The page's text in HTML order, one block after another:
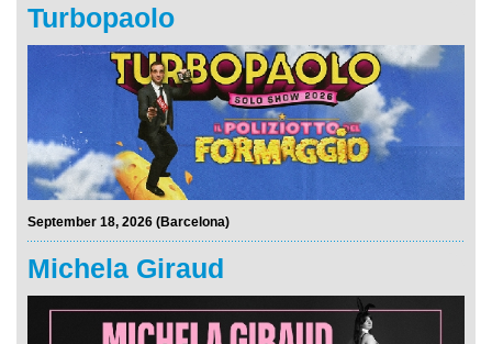
Turbopaolo
September 18, 2026 (Barcelona)
Michela Giraud